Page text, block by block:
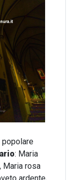
popolare
: Maria
Maria rosa
ardente,